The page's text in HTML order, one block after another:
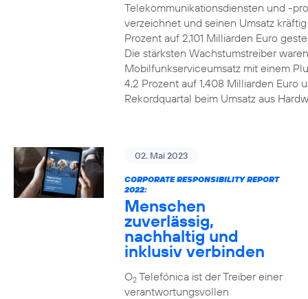
Telekommunikationsdiensten und -
verzeichnet und seinen Umsatz
Prozent auf 2,101 Milliarden Euro
Die stärksten Wachstumstreiber
Mobilfunkserviceumsatz mit einem
4,2 Prozent auf 1,408 Milliarden Euro
Rekordquartal beim Umsatz aus
02. Mai 2023
CORPORATE RESPONSIBILITY REPORT
2022:
Menschen
zuverlässig,
nachhaltig und
inklusiv verbinden
O2Telefónica ist der Treiber einer
verantwortungsvollen